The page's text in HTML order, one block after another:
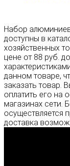
Набор
доступны в
хозяйственных
цене от 88 руб.
данном товаре,
заказать товар.
оплатить его на
магазинах сети.
осуществляется
доставка